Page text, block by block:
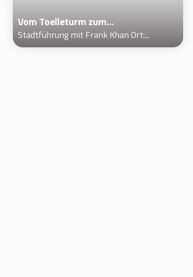
Vom Toelleturm zum...
Stadtführung mit Frank Khan Ort:...